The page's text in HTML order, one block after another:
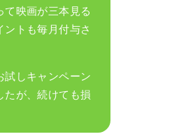
て映画が三本見る
ントも毎月付与さ
試しキャンペーン
たが、続けても損